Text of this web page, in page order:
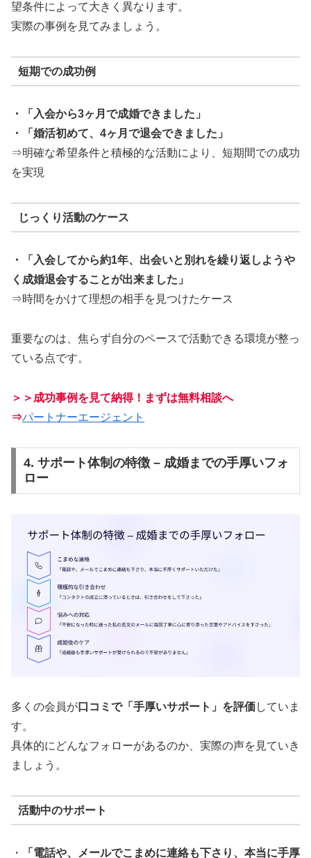
望条件によって大きく異なります。
実際の事例を見てみましょう。
短期での成功例
・「入会から3ヶ月で成婚できました」
・「婚活初めて、4ヶ月で退会できました」
⇒明確な希望条件と積極的な活動により、短期間での成功
を実現
じっくり活動のケース
・「入会してから約1年、出会いと別れを繰り返しようや
く成婚退会することが出来ました」
⇒時間をかけて理想の相手を見つけたケース
重要なのは、焦らず自分のペースで活動できる環境が整っ
ている点です。
＞＞成功事例を見て納得！まずは無料相談へ
⇒パートナーエージェント
4. サポート体制の特徴 – 成婚までの手厚いフォ
ロー
多くの会員が口コミで「手厚いサポート」を評価していま
す。
具体的にどんなフォローがあるのか、実際の声を見ていき
ましょう。
活動中のサポート
・ 「電話や、メールでこまめに連絡も下さり、本当に手厚